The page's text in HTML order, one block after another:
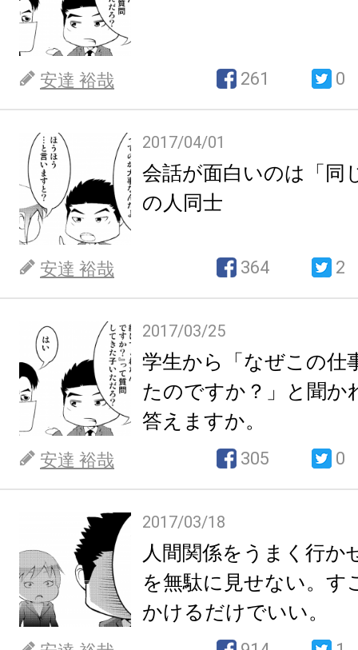
安達 裕哉 261 0
2017/04/01
会話が面白いのは「同
の人同士
安達 裕哉 364 2
2017/03/25
学生から「なぜこの仕
たのですか？」と聞か
答えますか。
安達 裕哉 305 0
2017/03/18
人間関係をうまく行か
を無駄に見せない。す
かけるだけでいい。